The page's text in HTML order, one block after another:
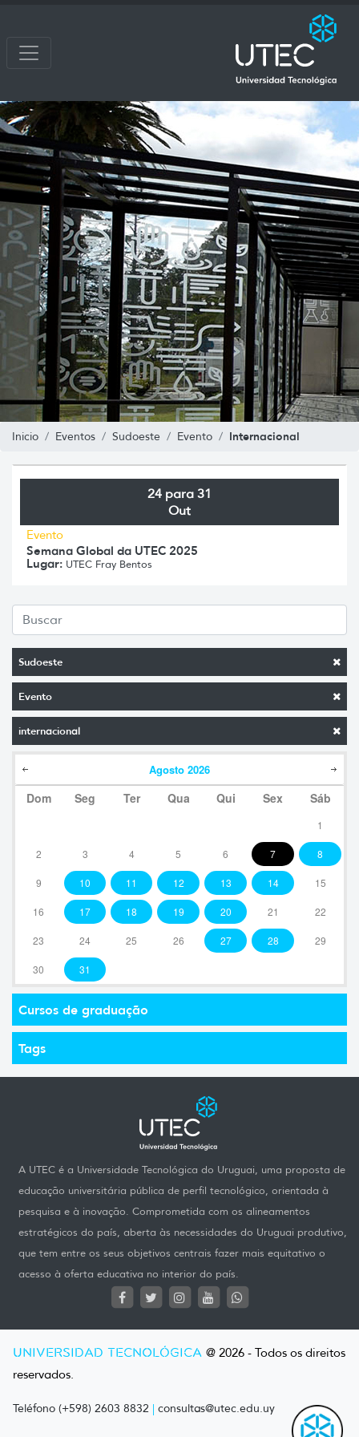
Inicio Eventos Sudoeste Evento Internacional
Sudoeste
Evento
internacional
Agosto 2026
Dom Seg Ter Qua Qui Sex Sáb
1
2 3 4 5 6 7 8
9 10 11 12 13 14 15
16 17 18 19 20 21 22
23 24 25 26 27 28 29
30 31
Cursos de graduação
Tags
24 para 31
Out
Evento
Semana Global da UTEC 2025
Lugar: UTEC Fray Bentos
A UTEC é a Universidade Tecnológica do Uruguai, uma proposta de
educação universitária pública de perfil tecnológico, orientada à
pesquisa e à inovação. Comprometida com os alineamentos
estratégicos do país, aberta às necessidades do Uruguai produtivo,
que tem entre os seus objetivos centrais fazer mais equitativo o
acesso à oferta educativa no interior do país.
UNIVERSIDAD TECNOLÓGICA @ 2026 - Todos os direitos
reservados.
Teléfono (+598) 2603 8832 | consultas@utec.edu.uy